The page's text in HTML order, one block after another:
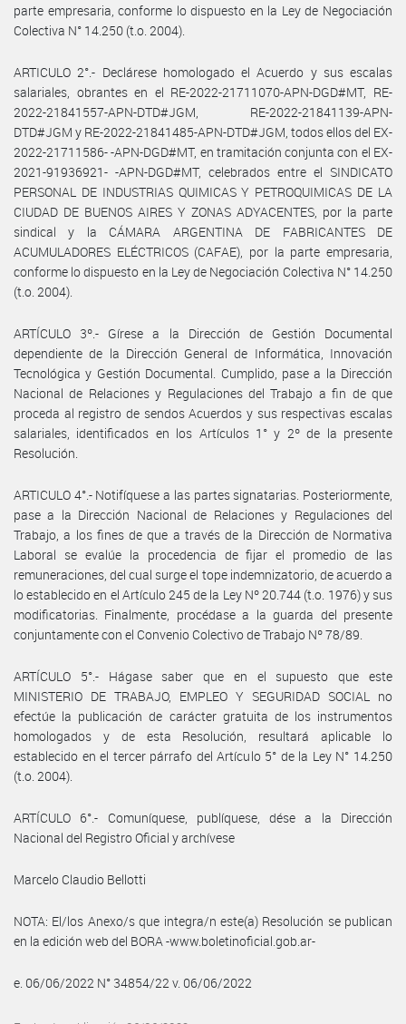
parte empresaria, conforme lo dispuesto en la Ley de Negociación
Colectiva N° 14.250 (t.o. 2004).
ARTICULO 2°.- Declárese homologado el Acuerdo y sus escalas
salariales, obrantes en el RE-2022-21711070-APN-DGD#MT, RE-
2022-21841557-APN-DTD#JGM, RE-2022-21841139-APN-
DTD#JGM y RE-2022-21841485-APN-DTD#JGM, todos ellos del EX-
2022-21711586- -APN-DGD#MT, en tramitación conjunta con el EX-
2021-91936921- -APN-DGD#MT, celebrados entre el SINDICATO
PERSONAL DE INDUSTRIAS QUIMICAS Y PETROQUIMICAS DE LA
CIUDAD DE BUENOS AIRES Y ZONAS ADYACENTES, por la parte
sindical y la CÁMARA ARGENTINA DE FABRICANTES DE
ACUMULADORES ELÉCTRICOS (CAFAE), por la parte empresaria,
conforme lo dispuesto en la Ley de Negociación Colectiva N° 14.250
(t.o. 2004).
ARTÍCULO 3º.- Gírese a la Dirección de Gestión Documental
dependiente de la Dirección General de Informática, Innovación
Tecnológica y Gestión Documental. Cumplido, pase a la Dirección
Nacional de Relaciones y Regulaciones del Trabajo a fin de que
proceda al registro de sendos Acuerdos y sus respectivas escalas
salariales, identificados en los Artículos 1° y 2º de la presente
Resolución.
ARTICULO 4°.- Notifíquese a las partes signatarias. Posteriormente,
pase a la Dirección Nacional de Relaciones y Regulaciones del
Trabajo, a los fines de que a través de la Dirección de Normativa
Laboral se evalúe la procedencia de fijar el promedio de las
remuneraciones, del cual surge el tope indemnizatorio, de acuerdo a
lo establecido en el Artículo 245 de la Ley Nº 20.744 (t.o. 1976) y sus
modificatorias. Finalmente, procédase a la guarda del presente
conjuntamente con el Convenio Colectivo de Trabajo Nº 78/89.
ARTÍCULO 5°.- Hágase saber que en el supuesto que este
MINISTERIO DE TRABAJO, EMPLEO Y SEGURIDAD SOCIAL no
efectúe la publicación de carácter gratuita de los instrumentos
homologados y de esta Resolución, resultará aplicable lo
establecido en el tercer párrafo del Artículo 5° de la Ley N° 14.250
(t.o. 2004).
ARTÍCULO 6°.- Comuníquese, publíquese, dése a la Dirección
Nacional del Registro Oficial y archívese
Marcelo Claudio Bellotti
NOTA: El/los Anexo/s que integra/n este(a) Resolución se publican
en la edición web del BORA -www.boletinoficial.gob.ar-
e. 06/06/2022 N° 34854/22 v. 06/06/2022